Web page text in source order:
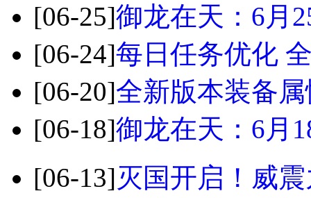
[06-25]御龙在天：6月
[06-24]每日任务优化
[06-20]全新版本装备
[06-18]御龙在天：6月
[06-13]灭国开启！威